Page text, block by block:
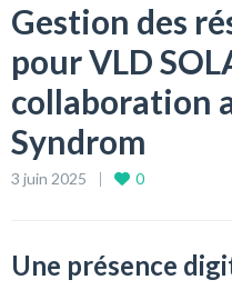
Gestion des
pour VLD
collaboration
Syndrom
3 juin 2025 0
Une présence